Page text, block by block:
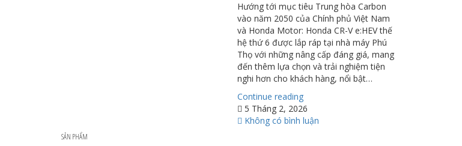
Hướng tới mục tiêu Trung hòa Carbon
vào năm 2050 của Chính phủ Việt Nam
và Honda Motor: Honda CR-V e:HEV thế
hệ thứ 6 được lắp ráp tại nhà máy Phú
Thọ với những nâng cấp đáng giá, mang
đến thêm lựa chọn và trải nghiệm tiện
nghi hơn cho khách hàng, nổi bật…
Continue reading
5 Tháng 2, 2026
Không có bình luận
SẢN PHẨM